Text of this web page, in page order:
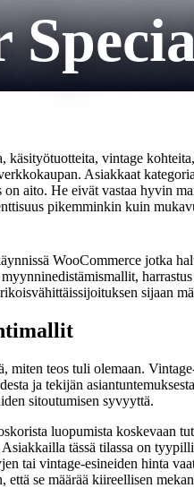
vintage
Asiakkaat
aito. He eivät vastaa hyvin
pikemminkin kuin
WooCommerce jotka
sijaan
teos tuli olemaan.
ja tekijän
sitoutumisen syvyyttä.
luopumista
tässä tilassa on
tai vintage-esineiden hinta
se määrää kiireellisen